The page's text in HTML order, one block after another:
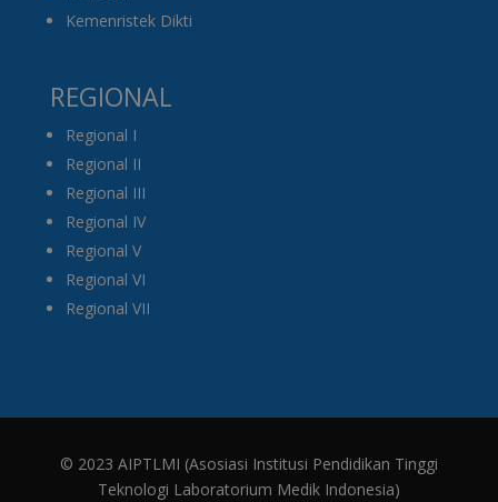
Kemenristek Dikti
REGIONAL
Regional I
Regional II
Regional III
Regional IV
Regional V
Regional VI
Regional VII
© 2023 AIPTLMI (Asosiasi Institusi Pendidikan Tinggi
Teknologi Laboratorium Medik Indonesia)